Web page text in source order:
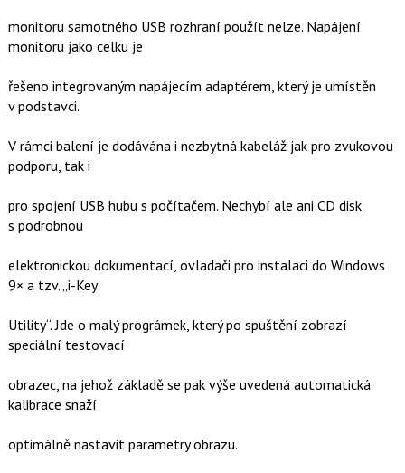
monitoru samotného USB rozhraní použít nelze. Napájení
monitoru jako celku je
řešeno integrovaným napájecím adaptérem, který je umístěn
v podstavci.
V rámci balení je dodávána i nezbytná kabeláž jak pro zvukovou
podporu, tak i
pro spojení USB hubu s počítačem. Nechybí ale ani CD disk
s podrobnou
elektronickou dokumentací, ovladači pro instalaci do Windows
9× a tzv. „i-Key
Utility“. Jde o malý prográmek, který po spuštění zobrazí
speciální testovací
obrazec, na jehož základě se pak výše uvedená automatická
kalibrace snaží
optimálně nastavit parametry obrazu.